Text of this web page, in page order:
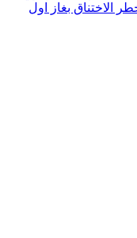
الاختناق بغاز اول